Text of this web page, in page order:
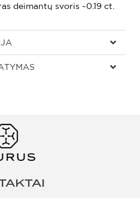
deimantų svoris ~0.19 ct.